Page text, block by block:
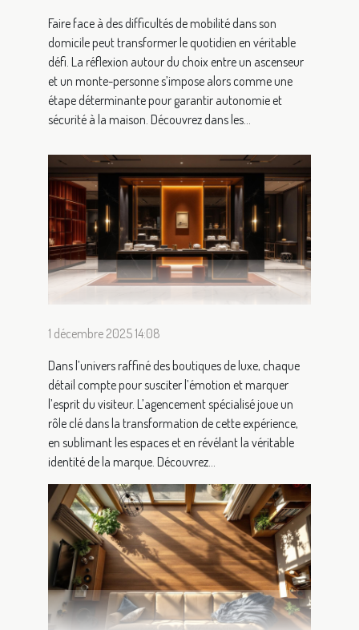
Faire face à des difficultés de mobilité dans son
domicile peut transformer le quotidien en véritable
défi. La réflexion autour du choix entre un ascenseur
et un monte-personne s’impose alors comme une
étape déterminante pour garantir autonomie et
sécurité à la maison. Découvrez dans les...
1 décembre 2025 14:08
Dans l’univers raffiné des boutiques de luxe, chaque
détail compte pour susciter l’émotion et marquer
l’esprit du visiteur. L’agencement spécialisé joue un
rôle clé dans la transformation de cette expérience,
en sublimant les espaces et en révélant la véritable
identité de la marque. Découvrez...